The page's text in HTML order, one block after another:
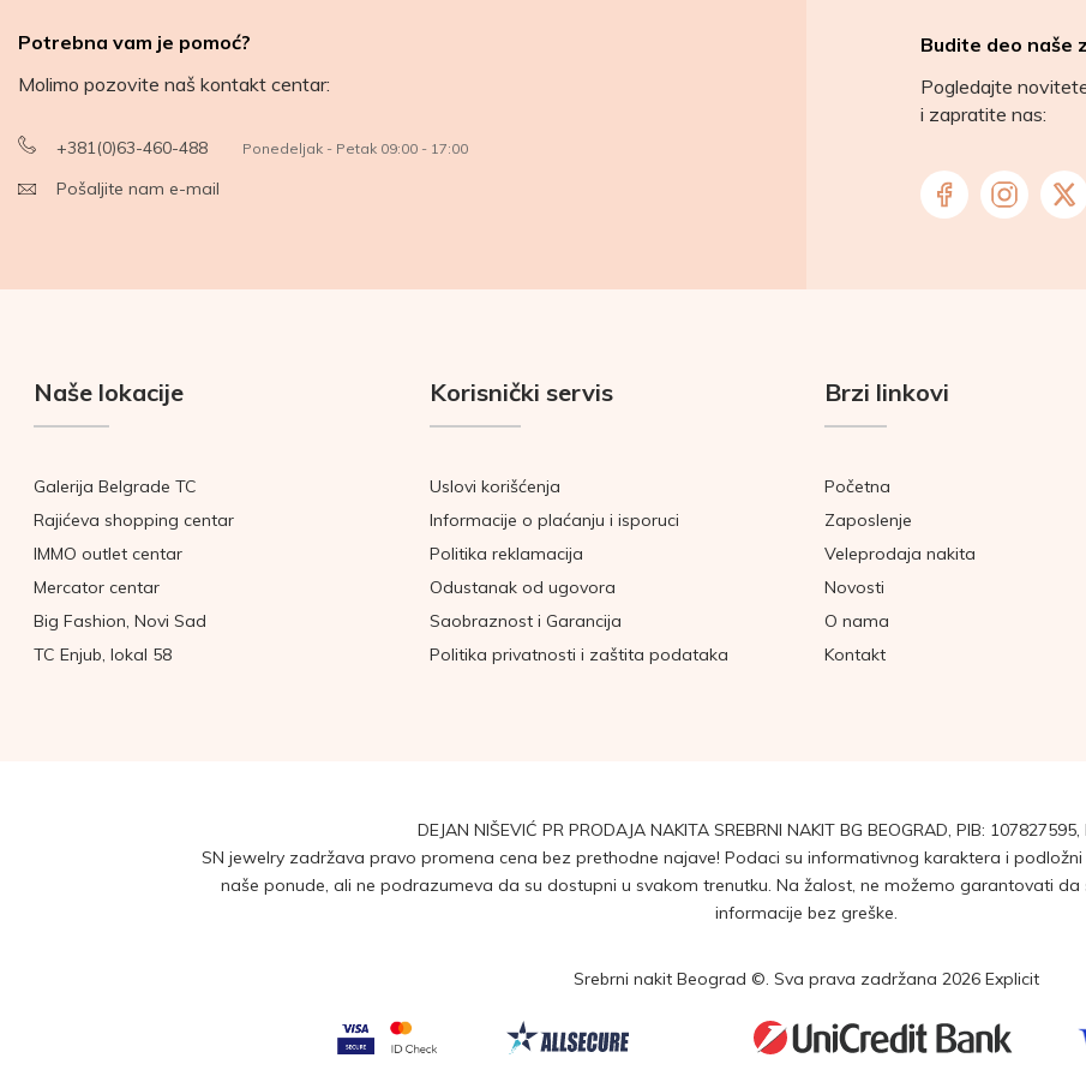
Potrebna vam je pomoć?
Molimo pozovite naš kontakt centar:
+381(0)63-460-488 Ponedeljak - Petak 09:00 - 17:00
Pošaljite nam e-mail
Budite deo naše
Pogledajte
i zapratite nas:
Naše lokacije
Galerija Belgrade TC
Rajićeva shopping centar
IMMO outlet centar
Mercator centar
Big Fashion, Novi Sad
TC Enjub, lokal 58
Korisnički servis
Uslovi korišćenja
Informacije o plaćanju i isporuci
Politika reklamacija
Odustanak od ugovora
Saobraznost i Garancija
Politika privatnosti i zaštita podataka
Brzi linkovi
Početna
Zaposlenje
Veleprodaja nakita
Novosti
O nama
Kontakt
DEJAN NIŠEVIĆ PR PRODAJA NAKITA SREBRNI NAKIT BG BEOGRAD, PIB:
SN jewelry zadržava pravo promena cena bez prethodne najave! Podaci su informativnog karaktera i
naše ponude, ali ne podrazumeva da su dostupni u svakom trenutku. Na žalost, ne možemo garantovati
informacije bez greške.
Srebrni nakit Beograd ©. Sva prava zadržana 2026 Explicit